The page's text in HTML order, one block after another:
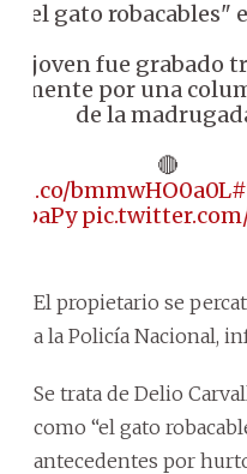
"el gato robacables"
El joven fue grabado
por una
de la
🔴
t.co/bmmwHO0a0L
El propietario se
a la Policía Nacional,
Se trata de Delio
como “el gato
antecedentes por